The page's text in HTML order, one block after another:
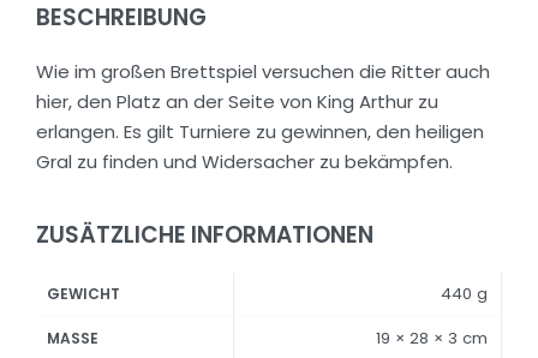
BESCHREIBUNG
Wie im großen Brettspiel versuchen die Ritter auch
hier, den Platz an der Seite von King Arthur zu
erlangen. Es gilt Turniere zu gewinnen, den heiligen
Gral zu finden und Widersacher zu bekämpfen.
ZUSÄTZLICHE INFORMATIONEN
GEWICHT 440 g
MASSE 19 × 28 × 3 cm